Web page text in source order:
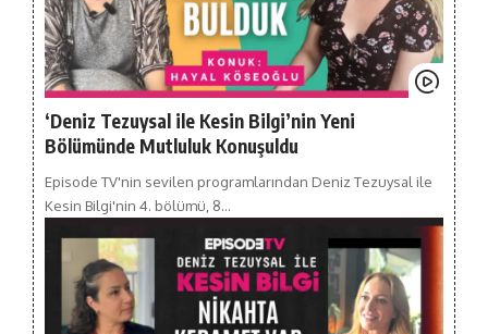
‘Deniz Tezuysal ile Kesin Bilgi’nin Yeni
Bölümünde Mutluluk Konuşuldu
Episode TV'nin sevilen programlarından Deniz Tezuysal ile
Kesin Bilgi'nin 4. bölümü, 8…